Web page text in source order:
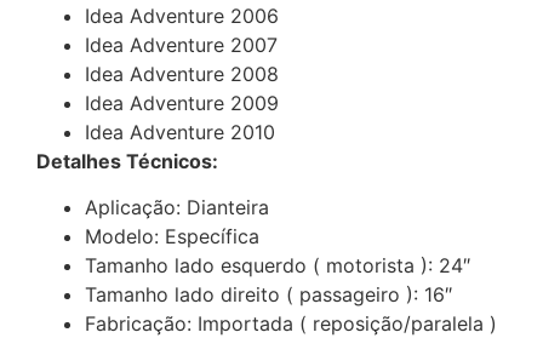
Idea Adventure 2006
Idea Adventure 2007
Idea Adventure 2008
Idea Adventure 2009
Idea Adventure 2010
Detalhes Técnicos:
Aplicação: Dianteira
Modelo: Específica
Tamanho lado esquerdo ( motorista ): 24″
Tamanho lado direito ( passageiro ): 16″
Fabricação: Importada ( reposição/paralela )